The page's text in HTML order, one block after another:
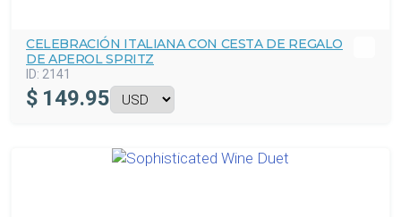
CELEBRACIÓN ITALIANA CON CESTA DE REGALO
DE APEROL SPRITZ
ID: 2141
$ 149.95